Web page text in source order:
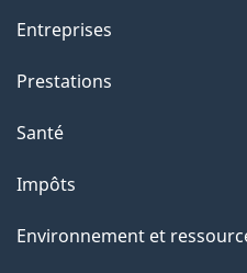
Entreprises
Prestations
Santé
Impôts
Environnement et